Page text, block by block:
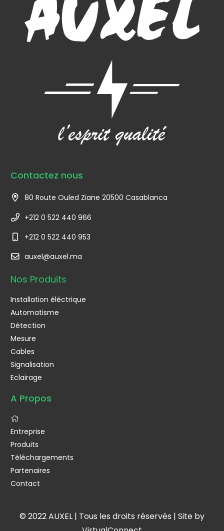
Contactez nous
80 Route Ouled Ziane 20500 Casablanca
+212 0 522 440 966
+212 0 522 440 953
auxel@auxel.ma
Nos Produits
Installation éléctrique
Automatisme
Détection
Mesure
Cables
Signalisation
Eclairage
A Propos
Entreprise
Produits
Téléchargements
Partenaires
Contact
© 2022 AUXEL | Tous les droits réservés | Site by